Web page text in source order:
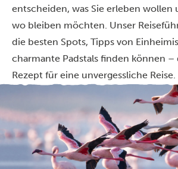
entscheiden, was Sie erleben wollen
wo bleiben möchten. Unser
die besten Spots, Tipps von
charmante Padstals finden können –
Rezept für eine unvergessliche Reise.